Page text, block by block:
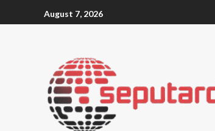
August 7, 2026